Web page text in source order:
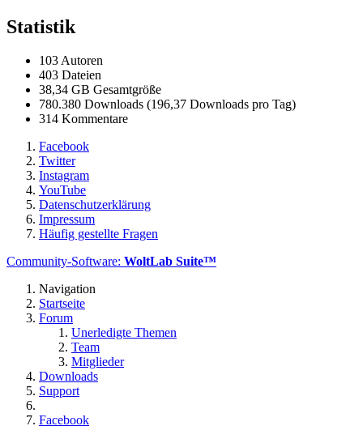
Statistik
103 Autoren
403 Dateien
38,34 GB Gesamtgröße
780.380 Downloads (196,37 Downloads pro Tag)
314 Kommentare
Facebook
Twitter
Instagram
YouTube
Datenschutzerklärung
Impressum
Häufig gestellte Fragen
Community-Software: WoltLab Suite™
Navigation
Startseite
Forum
Unerledigte Themen
Team
Mitglieder
Downloads
Support
Facebook